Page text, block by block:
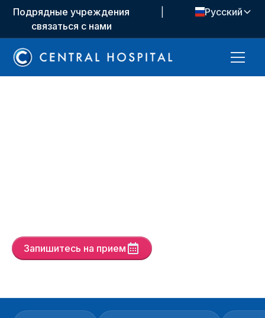
Подрядные учреждения
связаться с нами
Русский
Запишитесь на прием